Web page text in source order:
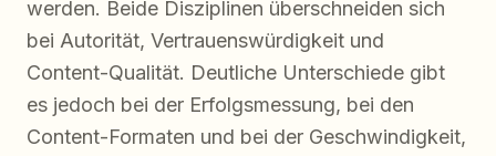
werden. Beide Disziplinen überschneiden sich
bei Autorität, Vertrauenswürdigkeit und
Content-Qualität. Deutliche Unterschiede gibt
es jedoch bei der Erfolgsmessung, bei den
Content-Formaten und bei der Geschwindigkeit,